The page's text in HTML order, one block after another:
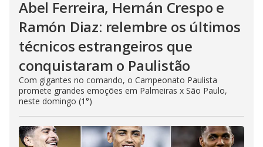
Abel Ferreira, Hernán Crespo e
Ramón Diaz: relembre os últimos
técnicos estrangeiros que
conquistaram o Paulistão
Com gigantes no comando, o Campeonato Paulista
promete grandes emoções em Palmeiras x São Paulo,
neste domingo (1°)